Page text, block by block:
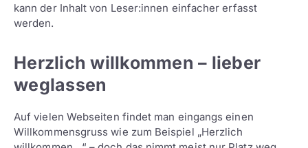
kann der Inhalt von Leser:innen einfacher erfasst
werden.
Herzlich willkommen – lieber
weglassen
Auf vielen Webseiten findet man eingangs einen
Willkommensgruss wie zum Beispiel „Herzlich